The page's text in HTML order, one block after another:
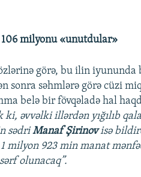
milyonu «unutdular»
görə, bu ilin
sonra səhmlərə görə cüzi
belə bir fövqəladə hal
əvvəlki illərdən yığılıb
sədriManaf Şirinovisə
milyon 923 min manat
olunacaq”.